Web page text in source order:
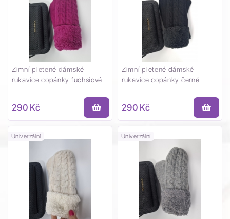
Zimní pletené dámské
rukavice copánky fuchsiové
290 Kč
Zimní pletené dámské
rukavice copánky černé
290 Kč
Univerzální Univerzální